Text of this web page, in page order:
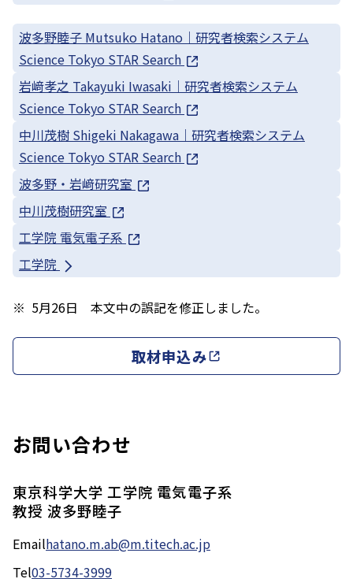
波多野睦子 Mutsuko Hatano｜研究者検索システム
Science Tokyo STAR Search
岩﨑孝之 Takayuki Iwasaki｜研究者検索システム
Science Tokyo STAR Search
中川茂樹 Shigeki Nakagawa｜研究者検索システム
Science Tokyo STAR Search
波多野・岩﨑研究室
中川茂樹研究室
工学院 電気電子系
工学院
5月26日 本文中の誤記を修正しました。
取材申込み
お問い合わせ
東京科学大学 工学院 電気電子系
教授 波多野睦子
Emailhatano.m.ab@m.titech.ac.jp
Tel03-5734-3999